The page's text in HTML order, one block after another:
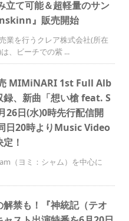
立て可能＆超軽量のサン
』販売開始
業を行うクレア株式会社(所在
、ビーチでの紫 ...
MIMiNARI 1st Full Alb
、新曲「想い槍 feat. S
26日(水)0時先行配信開
日20時よりMusic Video
！
（ヨミ：シャム）を中心に
禁も！『神統記（テオ